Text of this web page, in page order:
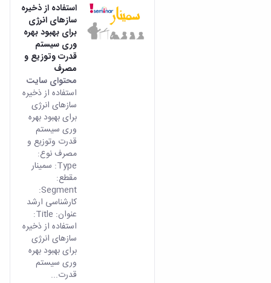
استفاده از ذخیره
سازهای انرژی
برای بهبود بهره
وری سیستم
قدرت وتوزیع و
مصرف
محتوای سایت
استفاده از ذخیره
سازهای انرژی
برای بهبود بهره
وری سیستم
قدرت وتوزیع و
مصرف نوع:
Type: سمینار
مقطع:
Segment:
کارشناسی ارشد
عنوان: Title:
استفاده از ذخیره
سازهای انرژی
برای بهبود بهره
وری سیستم
قدرت...